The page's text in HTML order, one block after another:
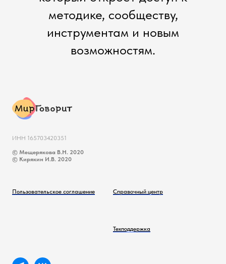
методике, сообществу,
инструментам и новым
возможностям.
ИНН 165703420351
© Мещерякова В.Н. 2020
© Кирякин И.В. 2020
Пользовательское соглашение Справочный центр
Техподдержка